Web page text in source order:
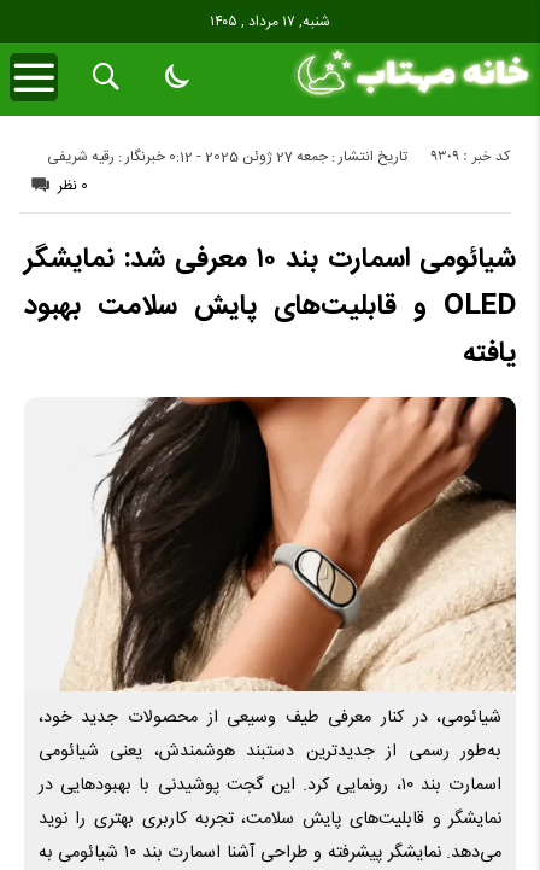
شنبه, ۱۷ مرداد , ۱۴۰۵
تاریخ انتشار : جمعه 27 ژوئن 2025 - 0:12 خبرنگار : رقیه شریفی کد خبر : 9309
0 نظر
شیائومی اسمارت بند ۱۰ معرفی شد: نمایشگر
OLED و قابلیت‌های پایش سلامت بهبود
یافته
شیائومی، در کنار معرفی طیف وسیعی از محصولات جدید خود،
به‌طور رسمی از جدیدترین دستبند هوشمندش، یعنی شیائومی
اسمارت بند ۱۰، رونمایی کرد. این گجت پوشیدنی با بهبودهایی در
نمایشگر و قابلیت‌های پایش سلامت، تجربه کاربری بهتری را نوید
می‌دهد. نمایشگر پیشرفته و طراحی آشنا اسمارت بند ۱۰ شیائومی به